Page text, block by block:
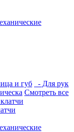
и губ
- Для рук
Смотреть все